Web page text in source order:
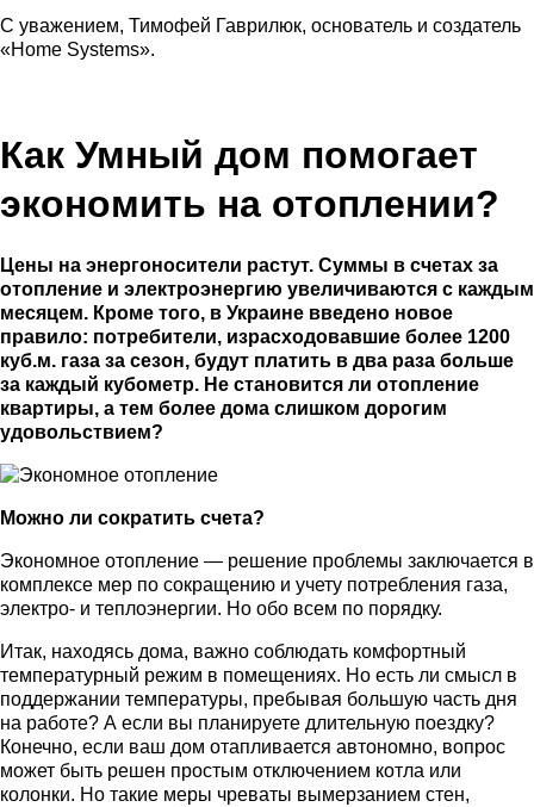
С уважением, Тимофей Гаврилюк, основатель и создатель
«Home Systems».
Как Умный дом помогает
экономить на отоплении?
Цены на энергоносители растут. Суммы в счетах за
отопление и электроэнергию увеличиваются с каждым
месяцем. Кроме того, в Украине введено новое
правило: потребители, израсходовавшие более 1200
куб.м. газа за сезон, будут платить в два раза больше
за каждый кубометр. Не становится ли отопление
квартиры, а тем более дома слишком дорогим
удовольствием?
Можно ли сократить счета?
Экономное отопление — решение проблемы заключается в
комплексе мер по сокращению и учету потребления газа,
электро- и теплоэнергии. Но обо всем по порядку.
Итак, находясь дома, важно соблюдать комфортный
температурный режим в помещениях. Но есть ли смысл в
поддержании температуры, пребывая большую часть дня
на работе? А если вы планируете длительную поездку?
Конечно, если ваш дом отапливается автономно, вопрос
может быть решен простым отключением котла или
колонки. Но такие меры чреваты вымерзанием стен,